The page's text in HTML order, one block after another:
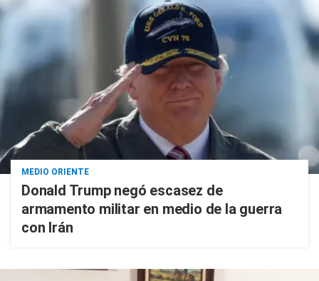
MEDIO ORIENTE
Donald Trump negó escasez de
armamento militar en medio de la guerra
con Irán